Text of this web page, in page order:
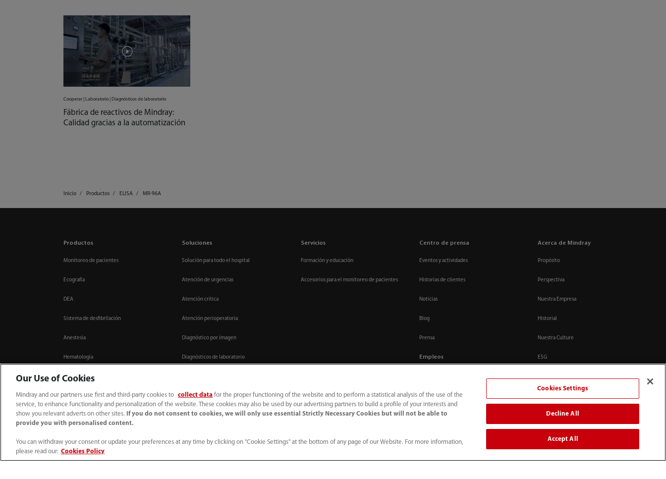
Cooperar | Laboratorio | Diagnósticos de laboratorio
Fábrica de reactivos de Mindray:
Calidad gracias a la automatización
Inicio Productos ELISA MR-96A
Productos
Monitoreo de pacientes
Ecografía
DEA
Sistema de desfibrilación
Anestesia
Hematología
Química
Inmunoensayo por quimioluminiscencia
Soluciones
Solución para todo el hospital
Atención de urgencias
Atención crítica
Atención perioperatoria
Diagnóstico por imagen
Diagnósticos de laboratorio
Centro de recursos
Servicios
Formación y educación
Accesorios para el monitoreo de pacientes
Centro de prensa
Eventos y actividades
Historias de clientes
Noticias
Blog
Prensa
Empleos
Acerca de Mindray
Propósito
Perspectiva
Nuestra Empresa
Historial
Nuestra Culture
ESG
contacto
Our Use of Cookies
Mindray and our partners use first and third-party cookies to collect data for the proper functioning of the website and to perform a statistical analysis of the use of the
service, to enhance functionality and personalization of the website. These cookies may also be used by our advertising partners to build a profile of your interests and
show you relevant adverts on other sites.
If you do not consent to cookies, we will only use essential Strictly Necessary Cookies but will not be able to
provide you with personalised content.
You can withdraw your consent or update your preferences at any time by clicking on "Cookie Settings" at the bottom of any page of our Website. For more information,
please read our: Cookies Policy
Cookies Settings
Decline All
Accept All